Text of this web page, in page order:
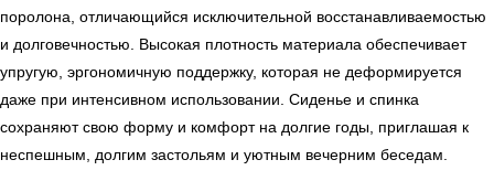
поролона, отличающийся исключительной восстанавливаемостью
и долговечностью. Высокая плотность материала обеспечивает
упругую, эргономичную поддержку, которая не деформируется
даже при интенсивном использовании. Сиденье и спинка
сохраняют свою форму и комфорт на долгие годы, приглашая к
неспешным, долгим застольям и уютным вечерним беседам.